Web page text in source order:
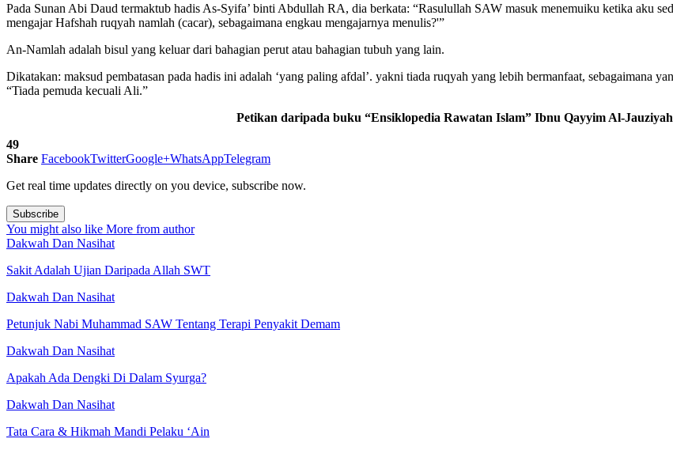
Pada Sunan Abi Daud termaktub hadis As-Syifa’ binti Abdullah RA, dia berkata: “Rasulullah SAW masuk menemuiku ketika aku
mengajar Hafshah ruqyah namlah (cacar), sebagaimana engkau mengajarnya menulis?'”
An-Namlah adalah bisul yang keluar dari bahagian perut atau bahagian tubuh yang lain.
Dikatakan: maksud pembatasan pada hadis ini adalah ‘yang paling afdal’. yakni tiada ruqyah yang lebih bermanfaat, sebagaimana
“Tiada pemuda kecuali Ali.”
Petikan daripada buku “Ensiklopedia Rawatan Islam” Ibnu Qayyim Al-
49
Share FacebookTwitterGoogle+WhatsAppTelegram
Get real time updates directly on you device, subscribe now.
Subscribe
You might also like More from author
Dakwah Dan Nasihat
Sakit Adalah Ujian Daripada Allah SWT
Dakwah Dan Nasihat
Petunjuk Nabi Muhammad SAW Tentang Terapi Penyakit Demam
Dakwah Dan Nasihat
Apakah Ada Dengki Di Dalam Syurga?
Dakwah Dan Nasihat
Tata Cara & Hikmah Mandi Pelaku ‘Ain